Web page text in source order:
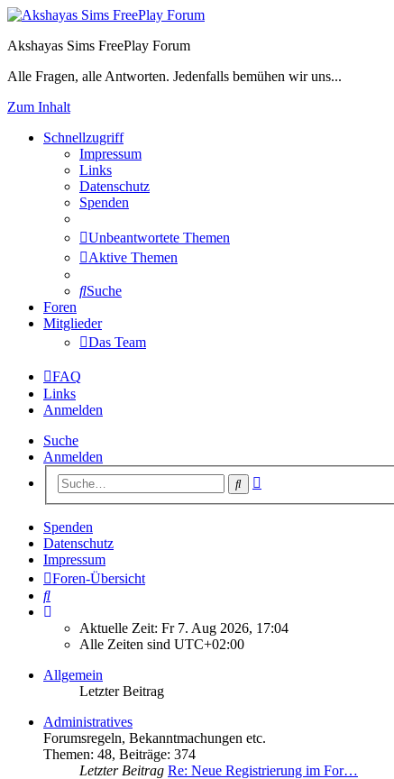
Akshayas Sims FreePlay Forum
Alle Fragen, alle Antworten. Jedenfalls bemühen wir uns...
Zum Inhalt
Schnellzugriff
Impressum
Links
Datenschutz
Spenden
Unbeantwortete Themen
Aktive Themen
Suche
Foren
Mitglieder
Das Team
FAQ
Links
Anmelden
Suche
Anmelden
Suche
Spenden
Datenschutz
Impressum
Foren-Übersicht
Suche
Aktuelle Zeit: Fr 7. Aug 2026, 17:04
Alle Zeiten sind UTC+02:00
Allgemein
Letzter Beitrag
Administratives
Forumsregeln, Bekanntmachungen etc.
Themen: 48, Beiträge: 374
Letzter Beitrag Re: Neue Registrierung im For…